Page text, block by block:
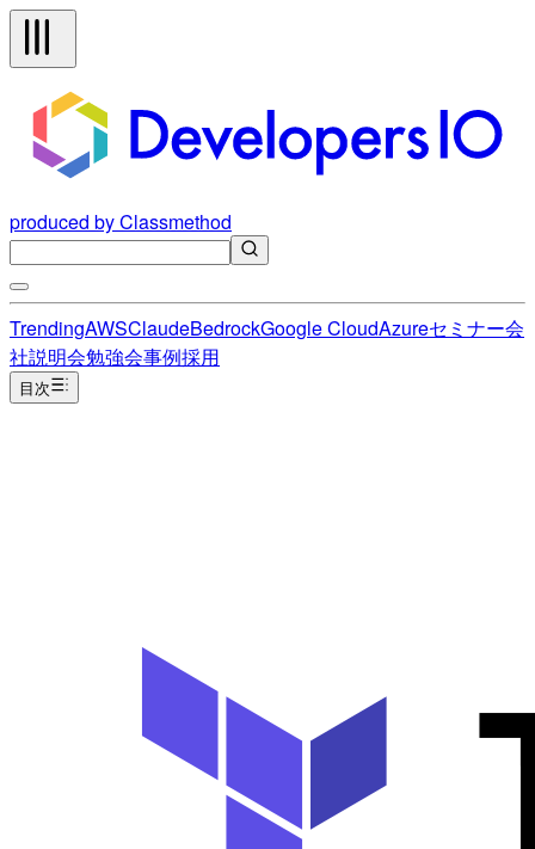
produced by Classmethod
TrendingAWSClaudeBedrockGoogle CloudAzureセミナー会
社説明会勉強会事例採用
目次